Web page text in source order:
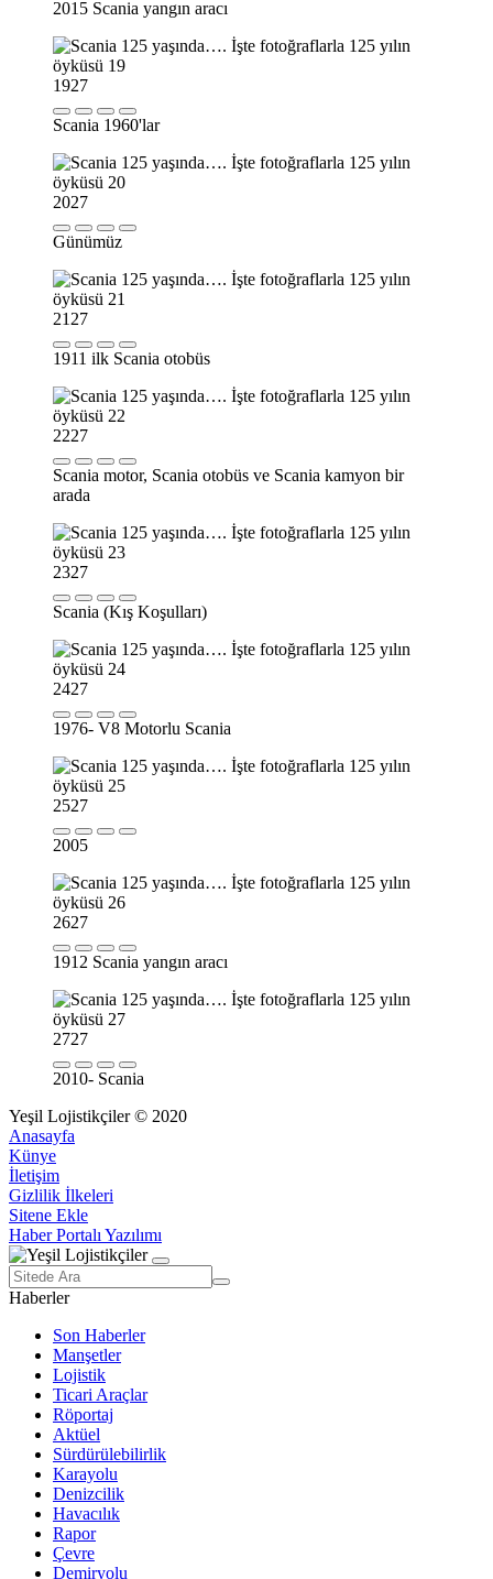
2015 Scania yangın aracı
1927
Scania 1960'lar
2027
Günümüz
21 27
1911 ilk Scania otobüs
2227
Scania motor, Scania otobüs ve Scania kamyon bir
arada
2327
Scania (Kış Koşulları)
2427
1976- V8 Motorlu Scania
2527
2005
2627
1912 Scania yangın aracı
2727
2010- Scania
Yeşil Lojistikçiler © 2020
Anasayfa
Künye
İletişim
Gizlilik İlkeleri
Sitene Ekle
Haber Portalı Yazılımı
Haberler
Son Haberler
Manşetler
Lojistik
Ticari Araçlar
Röportaj
Aktüel
Sürdürülebilirlik
Karayolu
Denizcilik
Havacılık
Rapor
Çevre
Demiryolu